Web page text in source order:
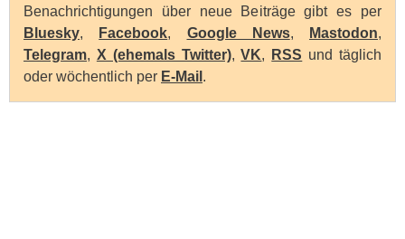
Benachrichtigungen über neue Beiträge gibt es per
Bluesky, Facebook, Google News, Mastodon,
Telegram, X (ehemals Twitter),VK, RSS und täglich
oder wöchentlich per E-Mail .